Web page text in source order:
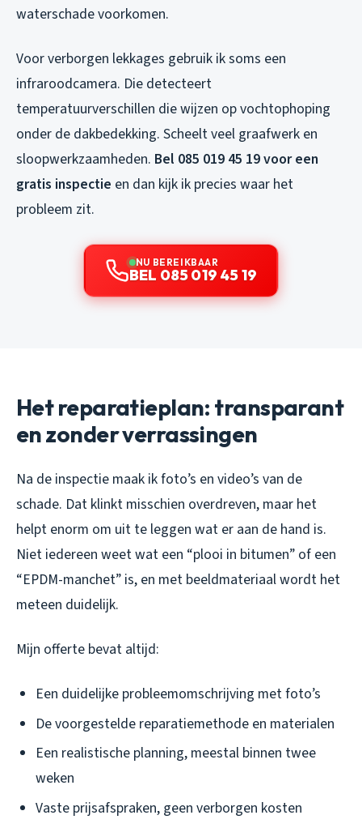
waterschade voorkomen.
Voor verborgen lekkages gebruik ik soms een
infraroodcamera. Die detecteert
temperatuurverschillen die wijzen op vochtophoping
onder de dakbedekking. Scheelt veel graafwerk en
sloopwerkzaamheden. Bel 085 019 45 19 voor een
gratis inspectie en dan kijk ik precies waar het
probleem zit.
NU BEREIKBAAR
BEL 085 019 45 19
Het reparatieplan: transparant
en zonder verrassingen
Na de inspectie maak ik foto’s en video’s van de
schade. Dat klinkt misschien overdreven, maar het
helpt enorm om uit te leggen wat er aan de hand is.
Niet iedereen weet wat een “plooi in bitumen” of een
“EPDM-manchet” is, en met beeldmateriaal wordt het
meteen duidelijk.
Mijn offerte bevat altijd:
Een duidelijke probleemomschrijving met foto’s
De voorgestelde reparatiemethode en materialen
Een realistische planning, meestal binnen twee
weken
Vaste prijsafspraken, geen verborgen kosten